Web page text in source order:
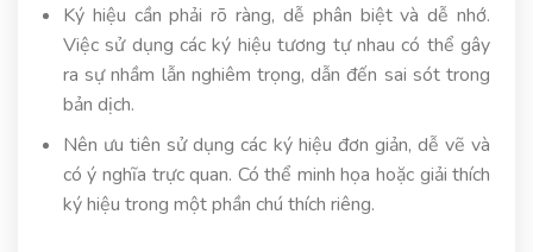
Ký hiệu cần phải rõ ràng, dễ phân biệt và dễ nhớ.
Việc sử dụng các ký hiệu tương tự nhau có thể gây
ra sự nhầm lẫn nghiêm trọng, dẫn đến sai sót trong
bản dịch.
Nên ưu tiên sử dụng các ký hiệu đơn giản, dễ vẽ và
có ý nghĩa trực quan. Có thể minh họa hoặc giải thích
ký hiệu trong một phần chú thích riêng.